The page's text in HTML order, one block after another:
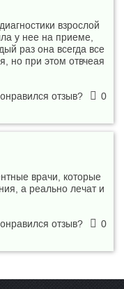
взрослой
у нее на приеме,
раз она всегда все
но при этом отвчеая
отзыв?
0
врачи, которые
а реально лечат и
отзыв?
0